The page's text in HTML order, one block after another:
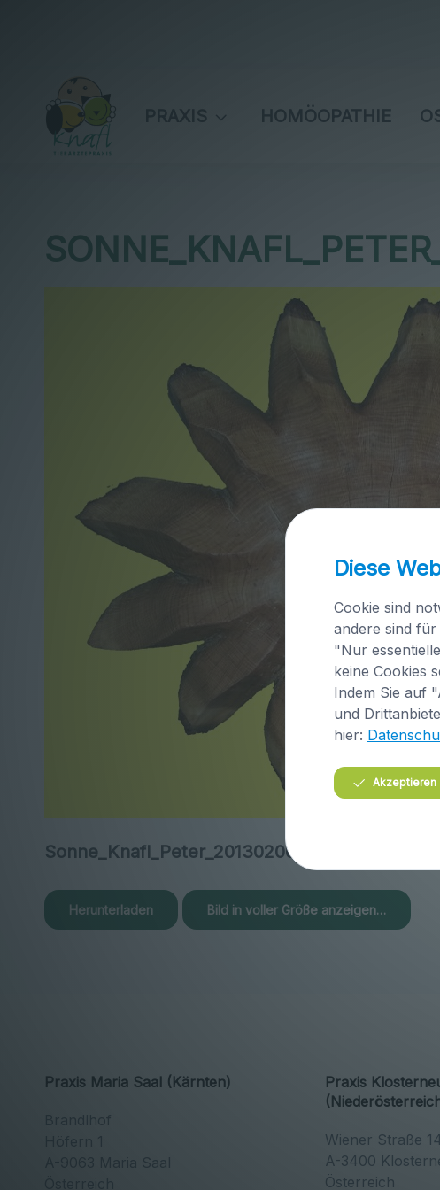
PRAXIS HOMÖOPATHIE
Sonne_Knafl_Peter_20130206_093137_1.jpg
Herunterladen
Bild in voller Größe anzeigen…
Praxis Maria Saal (Kärnten)
Brandlhof
A-9063 Maria Saal
Praxis
Wiener Straße
A-3400
Österreich
Diese
Cookie sind
andere sind
"Nur
keine Cookies
Indem Sie auf
und
hier:
Akzeptieren